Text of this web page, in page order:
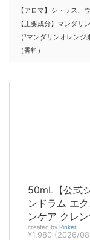
【アロマ】シトラス、
【主要成分】マンダリ
（¹マンダリンオレン
（香料）
50mL【公式
ンドラム エ
ンケア クレ
created by Rinker
¥1,980 (2026/